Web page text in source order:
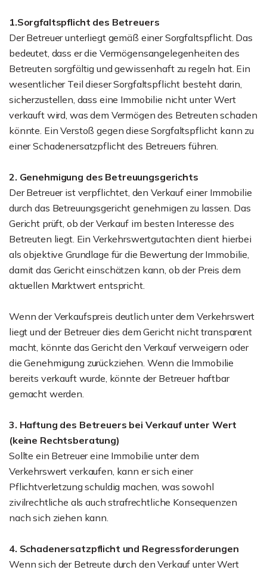
1.Sorgfaltspflicht des Betreuers
Der Betreuer unterliegt gemäß einer Sorgfaltspflicht. Das
bedeutet, dass er die Vermögensangelegenheiten des
Betreuten sorgfältig und gewissenhaft zu regeln hat. Ein
wesentlicher Teil dieser Sorgfaltspflicht besteht darin,
sicherzustellen, dass eine Immobilie nicht unter Wert
verkauft wird, was dem Vermögen des Betreuten schaden
könnte. Ein Verstoß gegen diese Sorgfaltspflicht kann zu
einer Schadenersatzpflicht des Betreuers führen.
2. Genehmigung des Betreuungsgerichts
Der Betreuer ist verpflichtet, den Verkauf einer Immobilie
durch das Betreuungsgericht genehmigen zu lassen. Das
Gericht prüft, ob der Verkauf im besten Interesse des
Betreuten liegt. Ein Verkehrswertgutachten dient hierbei
als objektive Grundlage für die Bewertung der Immobilie,
damit das Gericht einschätzen kann, ob der Preis dem
aktuellen Marktwert entspricht.
Wenn der Verkaufspreis deutlich unter dem Verkehrswert
liegt und der Betreuer dies dem Gericht nicht transparent
macht, könnte das Gericht den Verkauf verweigern oder
die Genehmigung zurückziehen. Wenn die Immobilie
bereits verkauft wurde, könnte der Betreuer haftbar
gemacht werden.
3. Haftung des Betreuers bei Verkauf unter Wert
(keine Rechtsberatung)
Sollte ein Betreuer eine Immobilie unter dem
Verkehrswert verkaufen, kann er sich einer
Pflichtverletzung schuldig machen, was sowohl
zivilrechtliche als auch strafrechtliche Konsequenzen
nach sich ziehen kann.
4. Schadenersatzpflicht und Regressforderungen
Wenn sich der Betreute durch den Verkauf unter Wert